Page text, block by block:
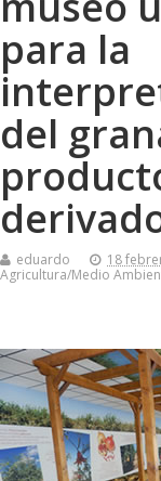
para la
del
eduardo
18
Agricultura/Medio